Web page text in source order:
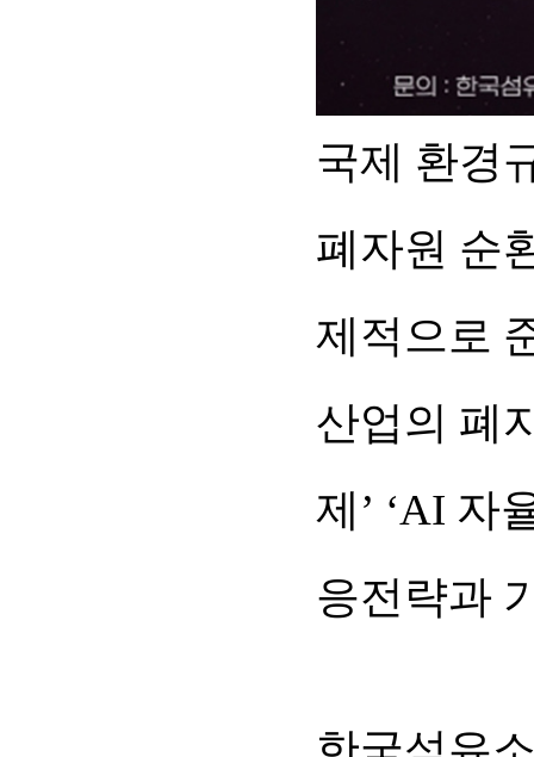
국제 환경
폐자원 순
제적으로
산업의 폐
제’ ‘AI 자
응전략과